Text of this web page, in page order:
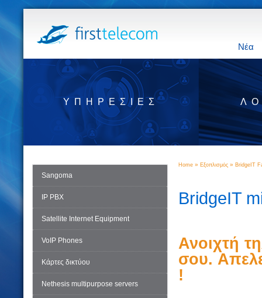
Νέα
ΥΠΗΡΕΣΊΕΣ
Sangoma
IP PBX
Satellite Internet Equipment
VoIP Phones
Κάρτες δικτύου
Nethesis multipurpose servers
Home » Εξοπλισμός » BridgeIT
BridgeIT
Ανοιχτή
σου.
!